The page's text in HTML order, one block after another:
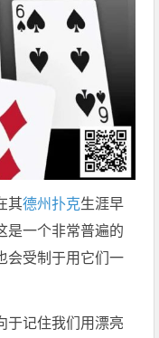
其德州扑克生涯早
是一个非常普遍的
会受制于用它们一
于记住我们用漂亮